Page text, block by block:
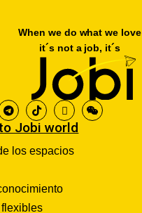
When we do what we love
it´s not a job, it´s
Jobi world
los espacios